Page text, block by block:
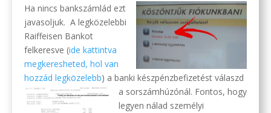
Ha nincs bankszámlád ezt
javasoljuk. A legközelebbi
Raiffeisen Bankot
felkeresve (ide kattintva
megkeresheted, hol van
hozzád legközelebb) a banki készpénzbefizetést válaszd
a sorszámhúzónál. Fontos, hogy
legyen nálad személyi